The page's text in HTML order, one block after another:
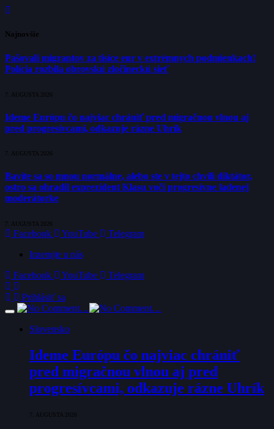
Najnovšie
Pašovali migrantov za tisíce eur v extrémnych podmienkach!
Polícia rozbila obrovskú zločineckú sieť
7. AUGUSTA 2026
Ideme Európu čo najviac chrániť pred migračnou vlnou aj
pred progresívcami, odkazuje rázne Uhrík
7. AUGUSTA 2026
Bavíte sa so mnou normálne, alebo ste v tejto chvíli diktátor,
ostro sa ohradil exprezident Klasu voči progresívne ladenej
moderátorke
7. AUGUSTA 2026
Facebook YouTube
Telegram
Inzerujte u nás
Facebook
YouTube Telegram
Prihlásiť sa
Slovensko
Ideme Európu čo najviac chrániť
pred migračnou vlnou aj pred
progresívcami, odkazuje rázne Uhrík
7. AUGUSTA 2026